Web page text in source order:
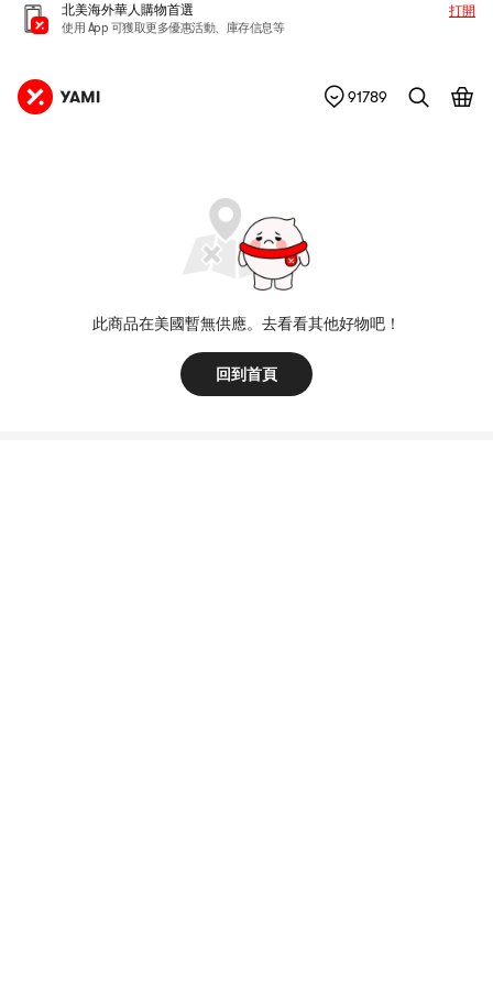
北美海外華人購物首選
使用 App 可獲取更多優惠活動、庫存信息等
打開
91789
此商品在美國暫無供應。去看看其他好物吧！
回到首頁